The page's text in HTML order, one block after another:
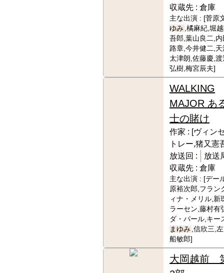
収蔵先 : 倉庫
主な出演 : [菅原
ゆみ ,橘麻紀,堀
吾郎,葉山良二,
路章,今井健二,
太津朗,佐藤慶,
弘樹,梅宮辰夫]
WALKING
MAJOR あ
士の賭け
作家 : [ヴィン
トレー,猪又憲
放送回 :
放送
収蔵先 : 倉庫
主な出演 : [デー
原裕次郎,フラン
ィナ・メリル,新
ラーセン,藤村有
ダ・パール,キー
まゆみ ,信欣三,
船敏郎]
大岡越前